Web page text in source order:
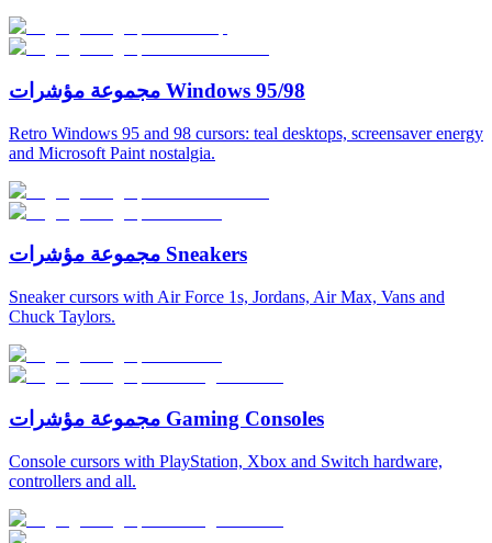
مجموعة مؤشرات Windows 95/98
Retro Windows 95 and 98 cursors: teal desktops, screensaver energy
and Microsoft Paint nostalgia.
مجموعة مؤشرات Sneakers
Sneaker cursors with Air Force 1s, Jordans, Air Max, Vans and
Chuck Taylors.
مجموعة مؤشرات Gaming Consoles
Console cursors with PlayStation, Xbox and Switch hardware,
controllers and all.